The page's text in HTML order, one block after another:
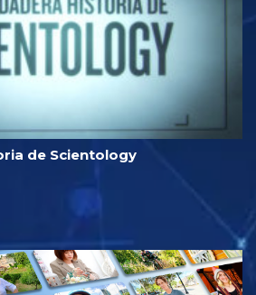
de Scientology